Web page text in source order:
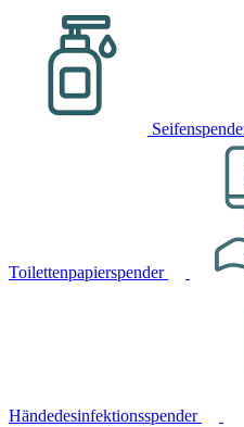
Toilettenpapierspender
Händedesinfektionsspender